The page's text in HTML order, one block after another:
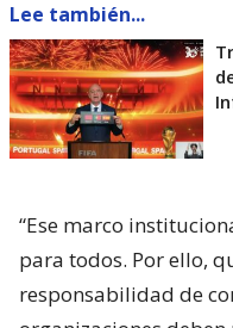
Lee también...
“Ese marco
para todos. Por ello,
responsabilidad de